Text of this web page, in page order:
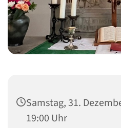
Samstag, 31.
19:00 Uhr